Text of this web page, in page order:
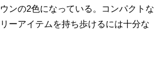
ンの2色になっている。コンパクトな
ーアイテムを持ち歩けるには十分な